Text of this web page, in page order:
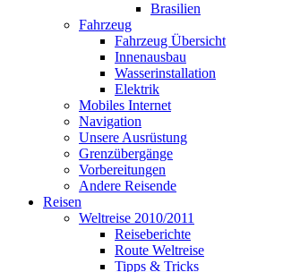
Brasilien
Fahrzeug
Fahrzeug Übersicht
Innenausbau
Wasserinstallation
Elektrik
Mobiles Internet
Navigation
Unsere Ausrüstung
Grenzübergänge
Vorbereitungen
Andere Reisende
Reisen
Weltreise 2010/2011
Reiseberichte
Route Weltreise
Tipps & Tricks